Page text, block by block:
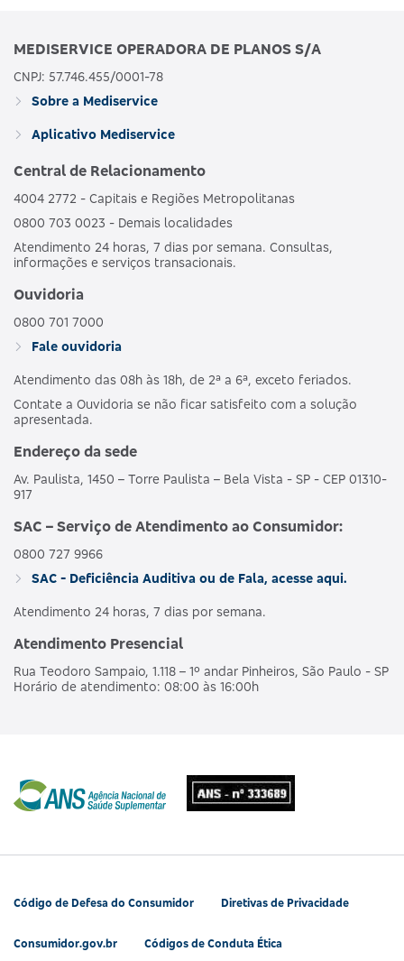
MEDISERVICE OPERADORA DE PLANOS S/A
CNPJ: 57.746.455/0001-78
Sobre a Mediservice
Aplicativo Mediservice
Central de Relacionamento
4004 2772 - Capitais e Regiões Metropolitanas
0800 703 0023 - Demais localidades
Atendimento 24 horas, 7 dias por semana. Consultas,
informações e serviços transacionais.
Ouvidoria
0800 701 7000
Fale ouvidoria
Atendimento das 08h às 18h, de 2ª a 6ª, exceto feriados.
Contate a Ouvidoria se não ficar satisfeito com a solução
apresentada.
Endereço da sede
Av. Paulista, 1450 – Torre Paulista – Bela Vista - SP - CEP 01310-
917
SAC – Serviço de Atendimento ao Consumidor:
0800 727 9966
SAC - Deficiência Auditiva ou de Fala, acesse aqui.
Atendimento 24 horas, 7 dias por semana.
Atendimento Presencial
Rua Teodoro Sampaio, 1.118 – 1º andar Pinheiros, São Paulo - SP
Horário de atendimento: 08:00 às 16:00h
Código de Defesa do Consumidor Diretivas de Privacidade
Consumidor.gov.br Códigos de Conduta Ética